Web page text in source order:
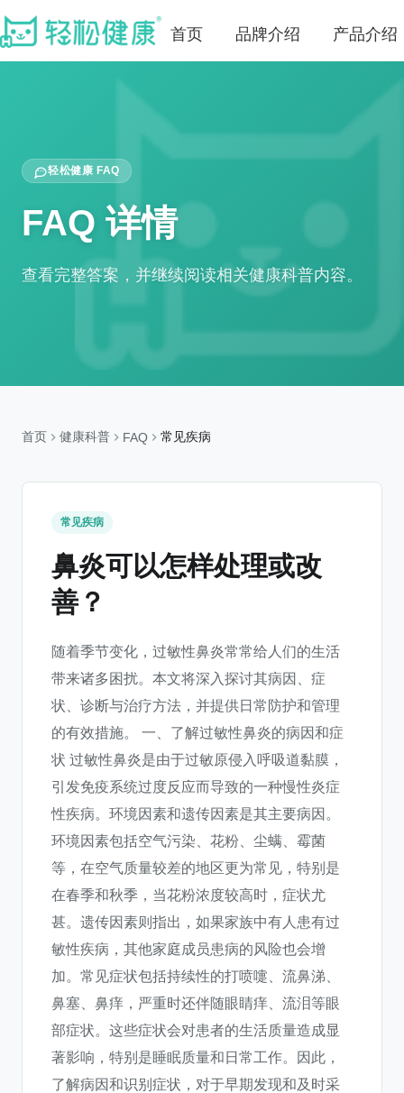
首页 品牌介绍 产品介绍
轻松健康 FAQ
FAQ 详情
查看完整答案，并继续阅读相关健康科普内容。
首页 健康科普 FAQ 常见疾病
常见疾病
鼻炎可以怎样处理或改
善？
随着季节变化，过敏性鼻炎常常给人们的生活
带来诸多困扰。本文将深入探讨其病因、症
状、诊断与治疗方法，并提供日常防护和管理
的有效措施。 一、了解过敏性鼻炎的病因和症
状 过敏性鼻炎是由于过敏原侵入呼吸道黏膜，
引发免疫系统过度反应而导致的一种慢性炎症
性疾病。环境因素和遗传因素是其主要病因。
环境因素包括空气污染、花粉、尘螨、霉菌
等，在空气质量较差的地区更为常见，特别是
在春季和秋季，当花粉浓度较高时，症状尤
甚。遗传因素则指出，如果家族中有人患有过
敏性疾病，其他家庭成员患病的风险也会增
加。常见症状包括持续性的打喷嚏、流鼻涕、
鼻塞、鼻痒，严重时还伴随眼睛痒、流泪等眼
部症状。这些症状会对患者的生活质量造成显
著影响，特别是睡眠质量和日常工作。因此，
了解病因和识别症状，对于早期发现和及时采